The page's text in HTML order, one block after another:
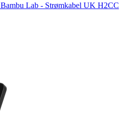
Bambu Lab - Strømkabel UK H2CC